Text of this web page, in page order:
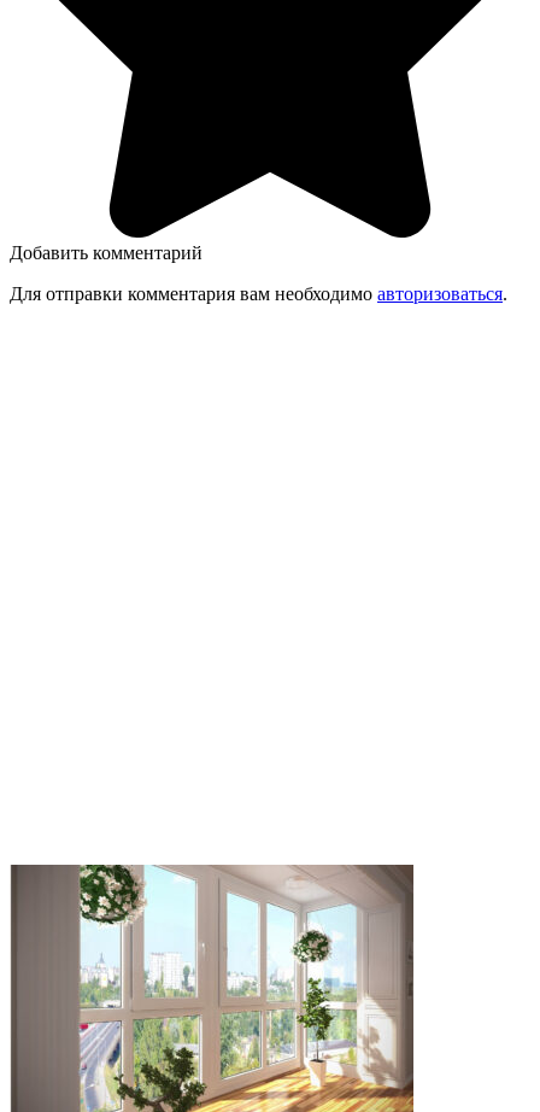
Добавить комментарий
Для отправки комментария вам необходимо авторизоваться.